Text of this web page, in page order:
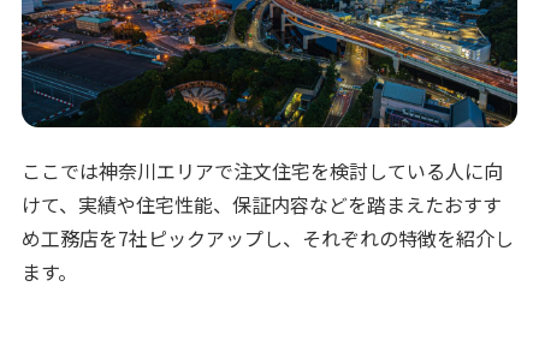
ここでは神奈川エリアで注文住宅を検討している人に向
けて、実績や住宅性能、保証内容などを踏まえたおすす
め工務店を7社ピックアップし、それぞれの特徴を紹介し
ます。